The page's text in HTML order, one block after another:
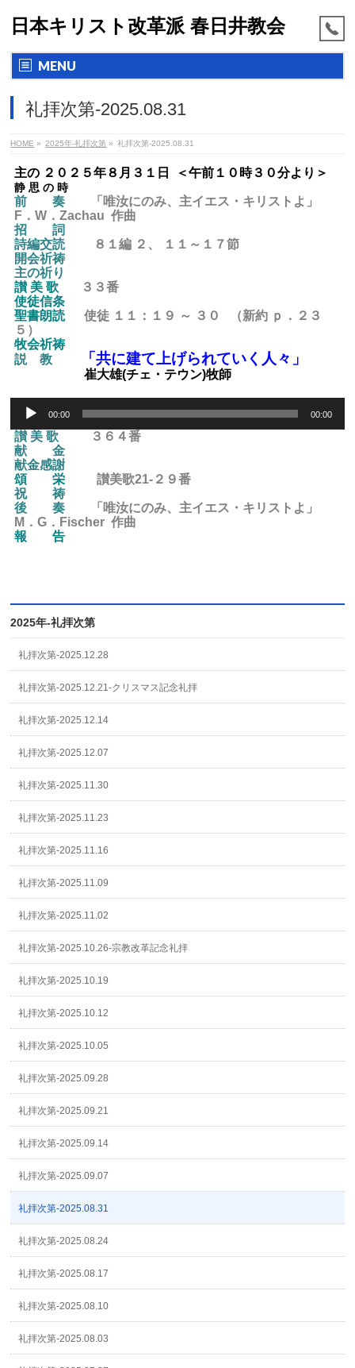
日本キリスト改革派 春日井教会
MENU
礼拝次第-2025.08.31
HOME » 2025年-礼拝次第 » 礼拝次第-2025.08.31
主の ２０２５年８月３１ 日 ＜午前１０時３０分より＞
静 思 の 時
前 奏
「唯汝にのみ、主イエス・キリストよ」
F．W．Zachau 作曲
招 詞
詩編交読
８１編 ２、 １１～１７節
開会祈祷
主の祈り
讃 美 歌
３３番
使徒信条
聖書朗読
使徒 １１：１９ ～ ３０ （新約 ｐ．２３
５）
牧会祈祷
説 教
「共に建て上げられていく人々」
崔大雄(チェ・テウン)牧師
Audio
Player
00:00 00:00
讃 美 歌
３６４番
献 金
献金感謝
頌 栄讃美歌21-２９番
祝 祷
後
奏 「唯汝にのみ、主イエス・キリストよ」
M．G．Fischer 作曲
報 告
2025年-礼拝次第
礼拝次第-2025.12.28
礼拝次第-2025.12.21-クリスマス記念礼拝
礼拝次第-2025.12.14
礼拝次第-2025.12.07
礼拝次第-2025.11.30
礼拝次第-2025.11.23
礼拝次第-2025.11.16
礼拝次第-2025.11.09
礼拝次第-2025.11.02
礼拝次第-2025.10.26-宗教改革記念礼拝
礼拝次第-2025.10.19
礼拝次第-2025.10.12
礼拝次第-2025.10.05
礼拝次第-2025.09.28
礼拝次第-2025.09.21
礼拝次第-2025.09.14
礼拝次第-2025.09.07
礼拝次第-2025.08.31
礼拝次第-2025.08.24
礼拝次第-2025.08.17
礼拝次第-2025.08.10
礼拝次第-2025.08.03